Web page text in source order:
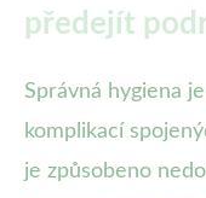
předejít
Správná hygiena
komplikací
je způsobeno